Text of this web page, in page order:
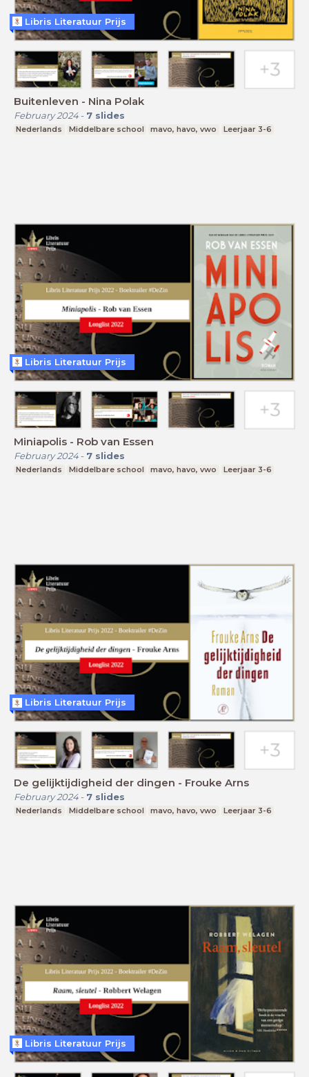
Buitenleven - Nina Polak
February 2024- 7 slides
Nederlands Middelbare school mavo, havo, vwo Leerjaar 3-6
Libris Literatuur Prijs
Miniapolis - Rob van Essen
February 2024- 7 slides
Nederlands Middelbare school mavo, havo, vwo Leerjaar 3-6
Libris Literatuur Prijs
De gelijktijdigheid der dingen - Frouke Arns
February 2024- 7 slides
Nederlands Middelbare school mavo, havo, vwo Leerjaar 3-6
Libris Literatuur Prijs
Libris Literatuur Prijs